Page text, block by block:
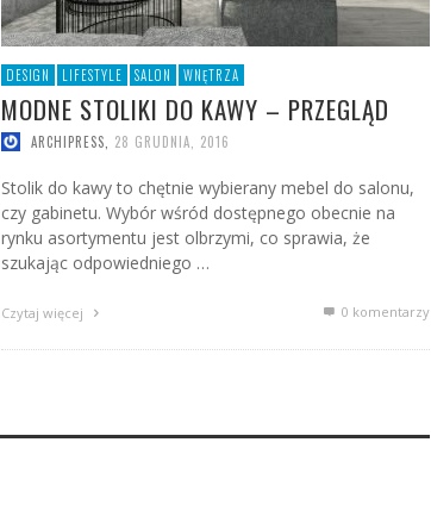
DESIGN LIFESTYLE SALON WNĘTRZA
MODNE STOLIKI DO KAWY – PRZEGLĄD
ARCHIPRESS 28 GRUDNIA, 2016
Stolik do kawy to chętnie wybierany mebel do salonu,
czy gabinetu. Wybór wśród dostępnego obecnie na
rynku asortymentu jest olbrzymi, co sprawia, że
szukając odpowiedniego …
Czytaj więcej 0 komentarzy